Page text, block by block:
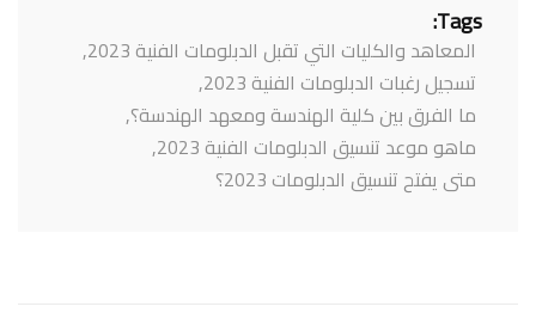
Tags:
المعاهد والكليات التي تقبل الدبلومات الفنية 2023
,
تسجيل رغبات الدبلومات الفنية 2023
,
ما الفرق بين كلية الهندسة ومعهد الهندسة؟,
ماهو موعد تنسيق الدبلومات الفنية 2023
,
متى يفتح تنسيق الدبلومات 2023؟